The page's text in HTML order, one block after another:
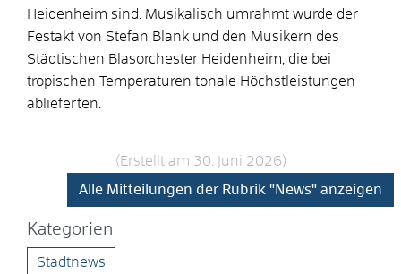
Heidenheim sind. Musikalisch umrahmt wurde der
Festakt von Stefan Blank und den Musikern des
Städtischen Blasorchester Heidenheim, die bei
tropischen Temperaturen tonale Höchstleistungen
ablieferten.
(Erstellt am 30. Juni 2026)
Alle Mitteilungen der Rubrik "News" anzeigen
Kategorien
Stadtnews